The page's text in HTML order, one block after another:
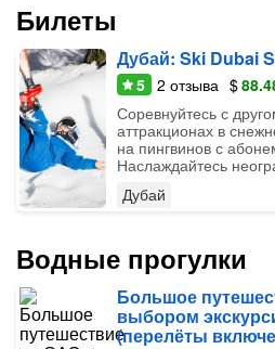
Билеты
Дубай: Ski Dubai
5 2 отзыва $
Соревнуйтесь с
аттракционах в
на пингвинов с
Наслаждайтесь
Дубай
Водные прогулки
Большое
выбором
(перелёты